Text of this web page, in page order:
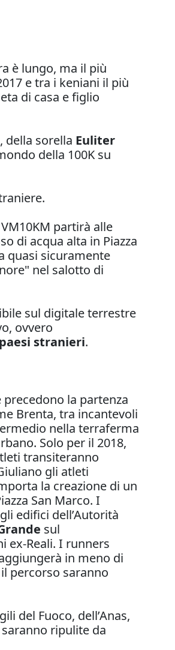
è lungo, ma il più
e tra i keniani il più
di casa e figlio
della sorella Euliter
della 100K su
partirà alle
di acqua alta in Piazza
quasi sicuramente
nel salotto di
sul digitale terrestre
ovvero
stranieri.
la partenza
Brenta, tra incantevoli
nella terraferma
Solo per il 2018,
transiteranno
gli atleti
la creazione di un
San Marco. I
edifici dell’Autorità
sul
ex-Reali. I runners
in meno di
percorso saranno
del Fuoco, dell’Anas,
ripulite da